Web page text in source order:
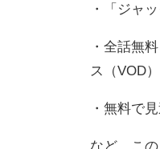
・「ジャ
・全話無
ス（VOD
・無料で
など、こ